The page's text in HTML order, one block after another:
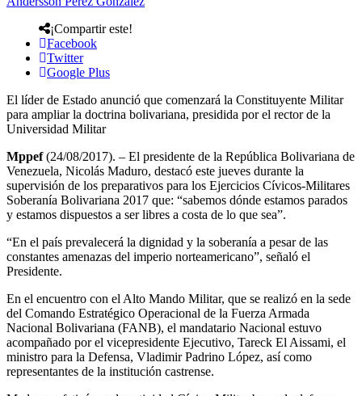
¡Compartir este!
Facebook
Twitter
Google Plus
El líder de Estado anunció que comenzará la Constituyente Militar
para ampliar la doctrina bolivariana, presidida por el rector de la
Universidad Militar
Mppef(24/08/2017). – El presidente de la República Bolivariana de
Venezuela, Nicolás Maduro, destacó este jueves durante la
supervisión de los preparativos para los Ejercicios Cívicos-Militares
Soberanía Bolivariana 2017 que: “sabemos dónde estamos parados
y estamos dispuestos a ser libres a costa de lo que sea”.
“En el país prevalecerá la dignidad y la soberanía a pesar de las
constantes amenazas del imperio norteamericano”, señaló el
Presidente.
En el encuentro con el Alto Mando Militar, que se realizó en la sede
del Comando Estratégico Operacional de la Fuerza Armada
Nacional Bolivariana (FANB), el mandatario Nacional estuvo
acompañado por el vicepresidente Ejecutivo, Tareck El Aissami, el
ministro para la Defensa, Vladimir Padrino López, así como
representantes de la institución castrense.